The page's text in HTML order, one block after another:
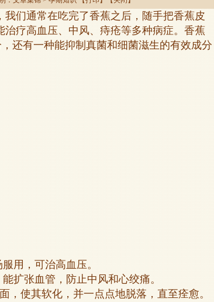
们通常在吃完了香蕉之后，随手把香蕉皮
疗高血压、中风、痔疮等多种病症。香蕉
还有一种能抑制真菌和细菌滋生的有效成分
用，可治高血压。
扩张血管，防止中风和心绞痛。
，使其软化，并一点点地脱落，直至痊愈。